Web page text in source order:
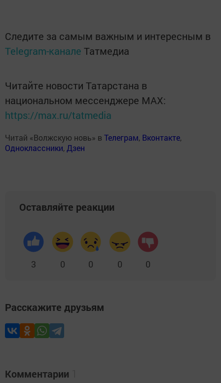
Следите за самым важным и интересным в
Telegram-канале Татмедиа
Читайте новости Татарстана в
национальном мессенджере MАХ:
https://max.ru/tatmedia
Читай «Волжскую новь» в Телеграм, Вконтакте,
Одноклассники, Дзен
Оставляйте реакции
3 0 0 0 0
Расскажите друзьям
Комментарии